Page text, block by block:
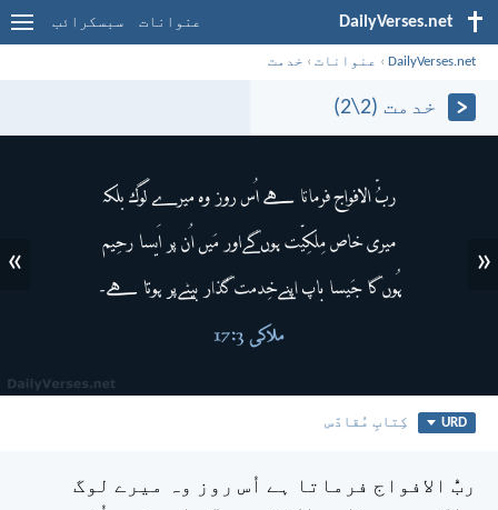
DailyVerses.net عنوانات سبسکرائب
DailyVerses.net
› عنوانات › خدمت
خدمت (2\2)
«
»
URD کِتابِ مُقادّس
ربُّ الافواج فرماتا ہے اُس روز وہ میرے لوگ